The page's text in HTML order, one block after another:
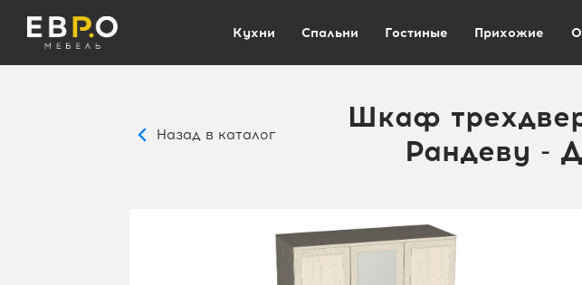
Кухни Спальни Гостиные Прихожие
Назад в каталог
Шкаф
Рандеву -